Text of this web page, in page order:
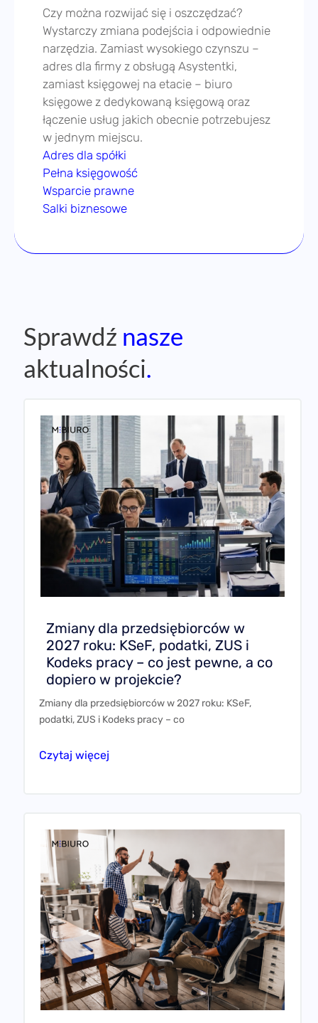
księgowe z dedykowaną księgową oraz
łączenie usług jakich obecnie potrzebujesz
w jednym miejscu.
Adres dla spółki
Pełna księgowość
Wsparcie prawne
Salki biznesowe
Zmiany dla przedsiębiorców w
2027 roku: KSeF, podatki, ZUS i
Kodeks pracy – co jest pewne, a co
dopiero w projekcie?
podatki, ZUS i Kodeks pracy – co
Czytaj więcej
Motywacja pracowników –
dlaczego ludzie przestają się
starać? Dlaczego pracownicy nie
czują się docenieni, a firmy
uważają, że dają wystarczająco